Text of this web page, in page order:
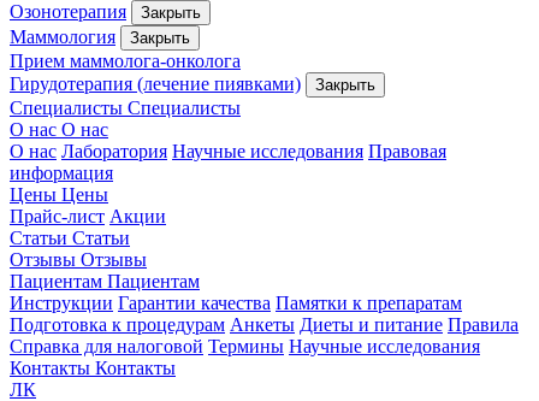
Озонотерапия
Закрыть
Маммология Закрыть
Прием маммолога-онколога
Гирудотерапия (лечение пиявками)
Закрыть
Специалисты Специалисты
О нас О нас
О нас Лаборатория Научные исследования Правовая
информация
Цены Цены
Прайс-лист Акции
Статьи Статьи
Отзывы Отзывы
Пациентам Пациентам
Инструкции Гарантии качества Памятки к препаратам
Подготовка к процедурам Анкеты Диеты и питание Правила
Справка для налоговой Термины Научные исследования
Контакты Контакты
ЛК